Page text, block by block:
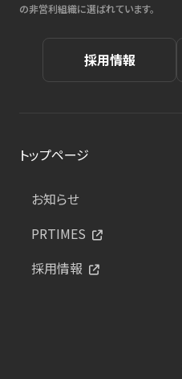
の非営利組織に選ばれています。
採用情報
トップページ
お知らせ
PRTIMES
採用情報